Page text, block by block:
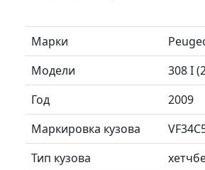
Марки
Модели
308 I
Год
2009
Маркировка кузова
Тип кузова